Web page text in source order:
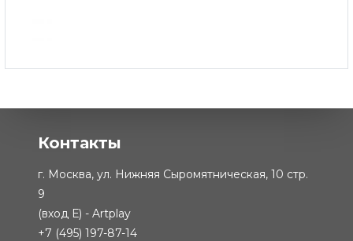
Контакты
г. Москва, ул. Нижняя Сыромятническая, 10 стр.
9
(вход Е) - Artplay
+7 (495) 197-87-14